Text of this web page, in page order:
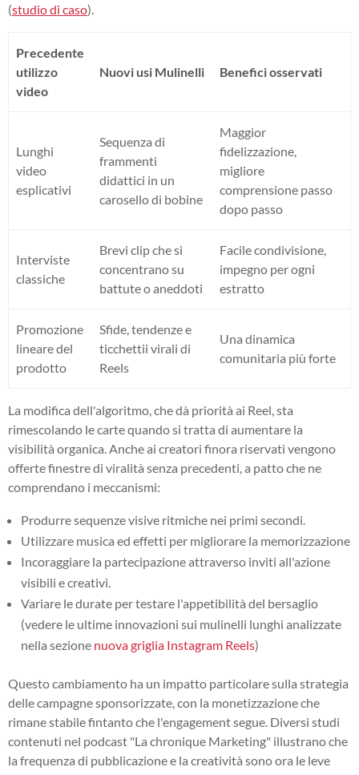
(studio di caso).
Precedente
utilizzo
video
Nuovi usi Mulinelli Benefici osservati
Lunghi
video
esplicativi
Sequenza di
frammenti
didattici in un
carosello di bobine
Maggior
fidelizzazione,
migliore
comprensione passo
dopo passo
Interviste
classiche
Brevi clip che si
concentrano su
battute o aneddoti
Facile condivisione,
impegno per ogni
estratto
Promozione
lineare del
prodotto
Sfide, tendenze e
ticchettii virali di
Reels
Una dinamica
comunitaria più forte
La modifica dell'algoritmo, che dà priorità ai Reel, sta
rimescolando le carte quando si tratta di aumentare la
visibilità organica. Anche ai creatori finora riservati vengono
offerte finestre di viralità senza precedenti, a patto che ne
comprendano i meccanismi:
Produrre sequenze visive ritmiche nei primi secondi.
Utilizzare musica ed effetti per migliorare la memorizzazione
Incoraggiare la partecipazione attraverso inviti all'azione
visibili e creativi.
Variare le durate per testare l'appetibilità del bersaglio
(vedere le ultime innovazioni sui mulinelli lunghi analizzate
nella sezione nuova griglia Instagram Reels)
Questo cambiamento ha un impatto particolare sulla strategia
delle campagne sponsorizzate, con la monetizzazione che
rimane stabile fintanto che l'engagement segue. Diversi studi
contenuti nel podcast "La chronique Marketing" illustrano che
la frequenza di pubblicazione e la creatività sono ora le leve